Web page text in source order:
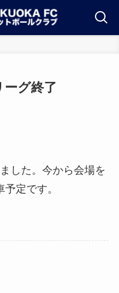
グ終了
した。今から会場を
定です。